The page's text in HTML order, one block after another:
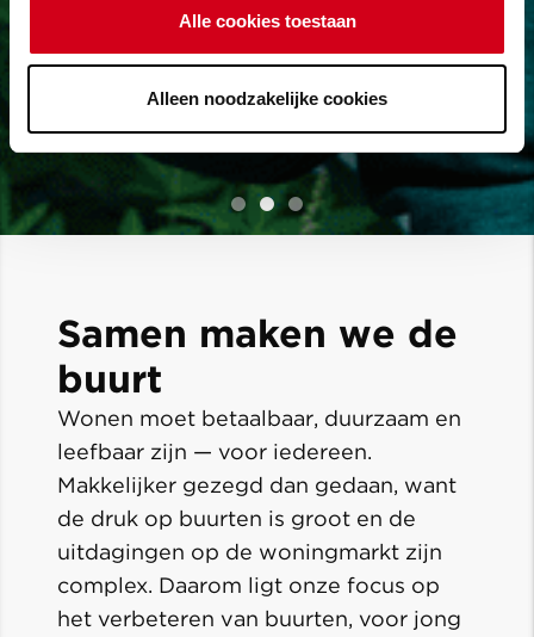
Alle cookies toestaan
Alleen noodzakelijke cookies
Samen maken we de
buurt
Wonen moet betaalbaar, duurzaam en
leefbaar zijn — voor iedereen.
Makkelijker gezegd dan gedaan, want
de druk op buurten is groot en de
uitdagingen op de woningmarkt zijn
complex. Daarom ligt onze focus op
het verbeteren van buurten, voor jong